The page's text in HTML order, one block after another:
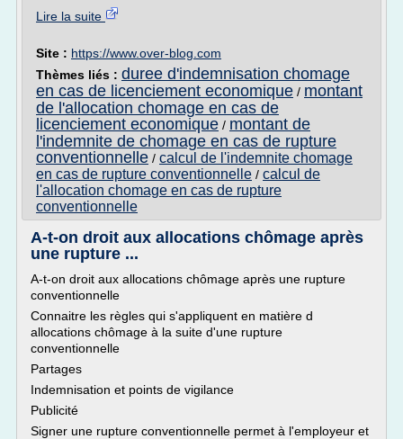
Lire la suite
Site : https://www.over-blog.com
Thèmes liés : duree d'indemnisation chomage
en cas de licenciement economique / montant
de l'allocation chomage en cas de
licenciement economique / montant de
l'indemnite de chomage en cas de rupture
conventionnelle / calcul de l'indemnite chomage
en cas de rupture conventionnelle / calcul de
l'allocation chomage en cas de rupture
conventionnelle
A-t-on droit aux allocations chômage après
une rupture ...
A-t-on droit aux allocations chômage après une rupture
conventionnelle
Connaitre les règles qui s'appliquent en matière d
allocations chômage à la suite d'une rupture
conventionnelle
Partages
Indemnisation et points de vigilance
Publicité
Signer une rupture conventionnelle permet à l'employeur et